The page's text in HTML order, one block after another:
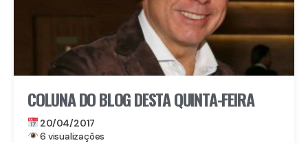
COLUNA DO BLOG DESTA QUINTA-FEIRA
20/04/2017
6 visualizações